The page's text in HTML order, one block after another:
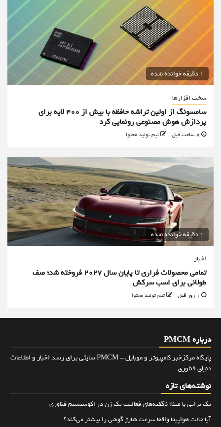
1 دقیقه خوانده شده
سخت افزارها
سامسونگ از اولین تراشه حافظه با بیش از ۴۰۰ لایه برای
پردازش هوش مصنوعی رونمایی کرد
تیم تولید محتوا
1 دقیقه خوانده شده
اخبار
تمامی محصولات فراری تا پایان سال ۲۰۲۷ فروخته شد؛ صف
طولانی برای اسب سرکش
تیم تولید محتوا
درباره PMCM
پایگاه مرکزخبر کامپیوتر و موبایل - PMCM سایتی برای رسد اخبار و اطلاعات
دنیای فناوری
نوشته‌های تازه
تک تراپی با مینا؛ ناگفته‌های فعالیت یک زن در اکوسیستم فناوری
آیا حالت هواپیما واقعا سرعت شارژ گوشی را بیشتر می‌کند؟